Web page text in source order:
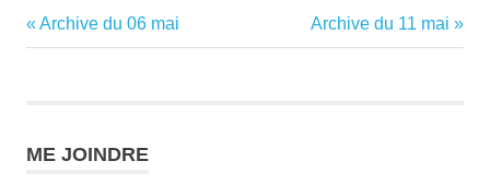
Navigation
Previous
Post:
Archive du 06 mai
Next
Post:
Archive du 11 mai
ME JOINDRE